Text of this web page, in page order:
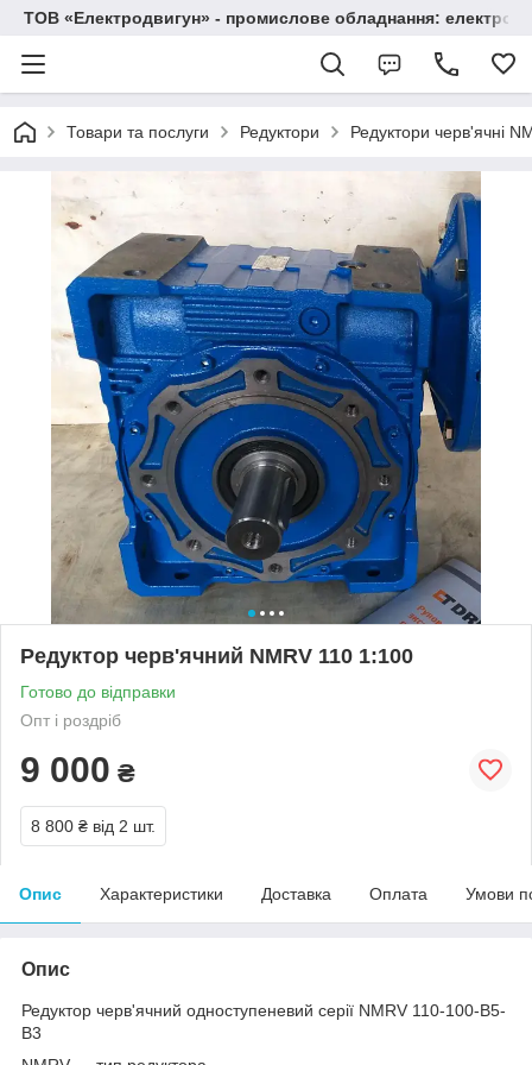
ТОВ «Електродвигун» - промислове обладнання:
Товари та послуги Редуктори Редуктори черв'ячні
Редуктор черв'ячний NMRV 110 1:100
Готово до відправки
Опт і роздріб
9 000 ₴
8 800 ₴ від 2 шт.
Опис Характеристики Доставка Оплата Умови
Опис
Редуктор черв'ячний одноступеневий серії NMRV 110-100-В5-
В3